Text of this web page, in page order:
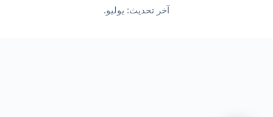
آخر تحديث: يوليو.